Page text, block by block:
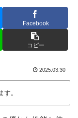
Facebook
コピー
2025.03.30
。